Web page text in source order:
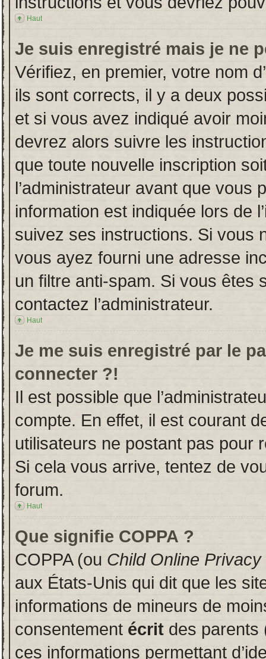
Haut
Je suis enregistré mais je ne
Vérifiez, en premier, votre nom
ils sont corrects, il y a deux
et si vous avez indiqué avoir
devrez alors suivre les
que toute nouvelle inscription
l’administrateur avant que vous
information est indiquée lors de
suivez ses instructions. Si vous
vous ayez fourni une adresse
un filtre anti-spam. Si vous êtes
contactez l’administrateur.
Haut
Je me suis enregistré par le
connecter ?!
Il est possible que
compte. En effet, il est courant
utilisateurs ne postant pas pour
Si cela vous arrive, tentez de
forum.
Haut
Que signifie COPPA ?
COPPA (ou Child Online
aux États-Unis qui dit que les
informations de mineurs de
consentement écrit des parents
ces informations permettant